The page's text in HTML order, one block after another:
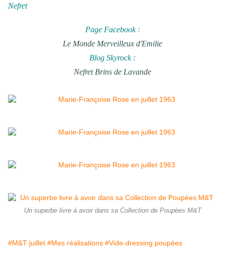
Nefret
Page Facebook :
Le Monde Merveilleux d'Emilie
Blog Skyrock :
Nefret Brins de Lavande
Un superbe livre à avoir dans sa Collection de Poupées M&T
#M&T juillet #Mes réalisations #Vide-dressing poupées